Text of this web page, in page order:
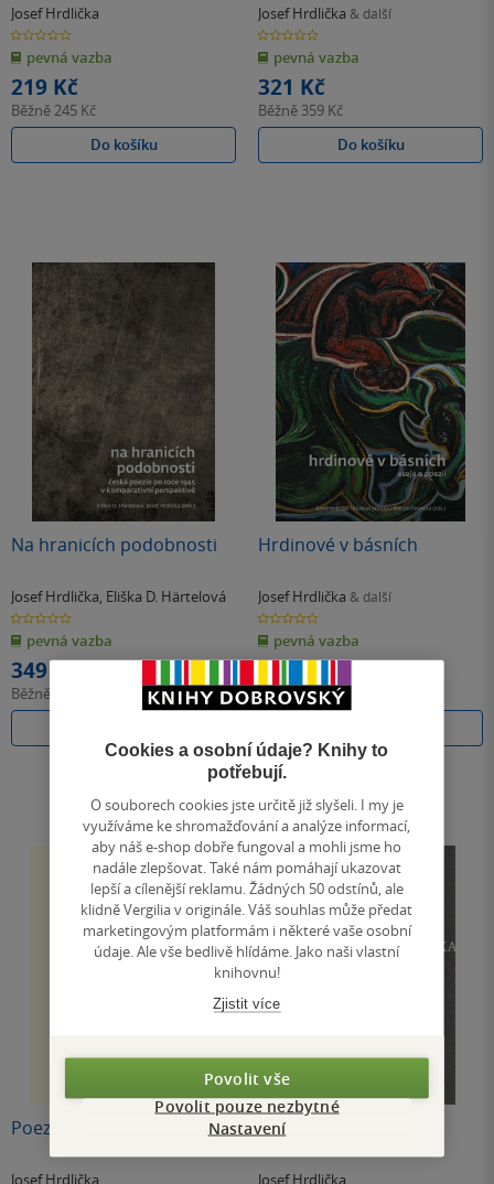
Josef Hrdlička
0.0
z
5
hvězdiček
pevná vazba
219 Kč
Běžně245 Kč
Do košíku
Josef Hrdlička & další
0.0
z
5
hvězdiček
pevná vazba
321 Kč
Běžně 359 Kč
Do košíku
Na hranicích podobnosti
Josef Hrdlička, Eliška D. Härtelová
0.0
z
5
hvězdiček
pevná vazba
349 Kč
Běžně
Hrdinové v básních
Josef Hrdlička & další
0.0
z
5
hvězdiček
pevná vazba
Běžně325 Kč
Poezie a kosmos
Josef Hrdlička
Kočka v ohni
Josef Hrdlička
Cookies a osobní údaje? Knihy to
potřebují.
O souborech cookies jste určitě již slyšeli. I my je
využíváme ke shromažďování a analýze informací,
aby náš e-shop dobře fungoval a mohli jsme ho
nadále zlepšovat. Také nám pomáhají ukazovat
lepší a cílenější reklamu. Žádných 50 odstínů, ale
klidně Vergilia v originále. Váš souhlas může předat
marketingovým platformám i některé vaše osobní
údaje. Ale vše bedlivě hlídáme. Jako naši vlastní
knihovnu!
Zjistit více
Povolit vše
Povolit pouze nezbytné
Nastavení